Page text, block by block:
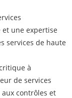
et une expertise
services de haute
à
de services
aux contrôles et